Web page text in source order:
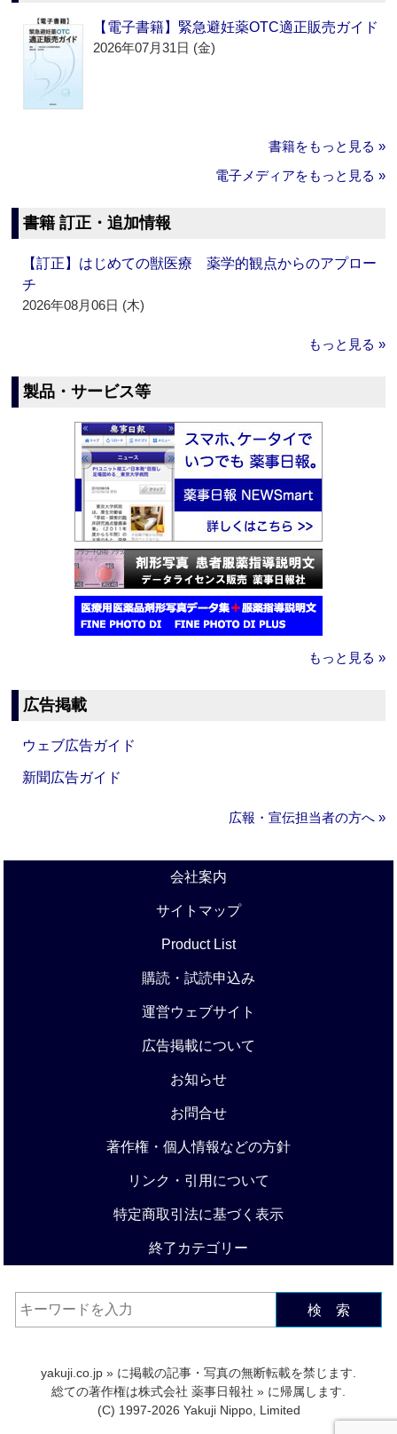
【電子書籍】緊急避妊薬OTC適正販売ガイド
2026年07月31日 (金)
書籍をもっと見る »
電子メディアをもっと見る »
書籍 訂正・追加情報
【訂正】はじめての獣医療 薬学的観点からのアプロー
チ
2026年08月06日 (木)
もっと見る »
製品・サービス等
もっと見る »
広告掲載
ウェブ広告ガイド
新聞広告ガイド
広報・宣伝担当者の方へ »
会社案内
サイトマップ
Product List
購読・試読申込み
運営ウェブサイト
広告掲載について
お知らせ
お問合せ
著作権・個人情報などの方針
リンク・引用について
特定商取引法に基づく表示
終了カテゴリー
検 索
yakuji.co.jp » に掲載の記事・写真の無断転載を禁じます.
総ての著作権は株式会社 薬事日報社 » に帰属します.
(C) 1997-2026 Yakuji Nippo, Limited